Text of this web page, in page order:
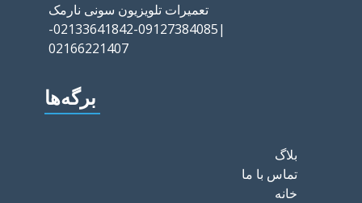
تعمیرات تلویزیون سونی نارمک
|09127384085-02133641842-
02166221407
برگه‌ها
بلاگ
تماس با ما
خانه